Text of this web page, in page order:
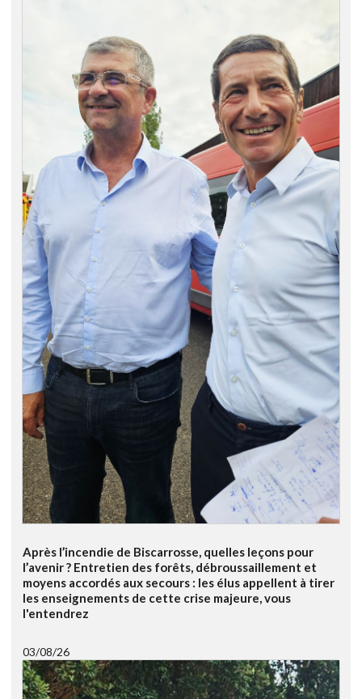
Après l’incendie de Biscarrosse, quelles leçons pour
l’avenir ? Entretien des forêts, débroussaillement et
moyens accordés aux secours : les élus appellent à tirer
les enseignements de cette crise majeure, vous
l'entendrez
03/08/26